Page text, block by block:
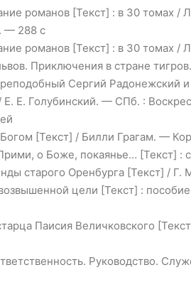
романов [Текст] : в 30 томах /
— 288 с
романов [Текст] : в 30 томах /
Приключения в стране
Сергий Радонежский
Е. Е. Голубинский. — СПб. :
[Текст] / Билли Грагам. —
о Боже, покаянье… [Текст] :
старого Оренбурга [Текст] / Г.
цели [Текст] :
Паисия Величковского
Руководство.